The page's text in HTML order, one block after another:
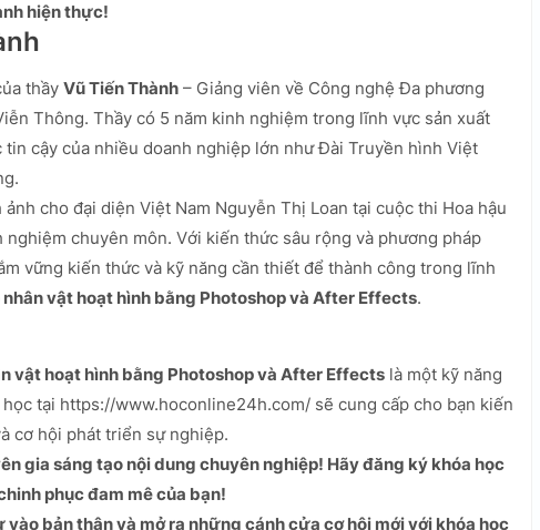
hiện thực!
thầy Vũ Tiến Thành – Giảng viên về Công nghệ Đa phương
Thông. Thầy có 5 năm kinh nghiệm trong lĩnh vực sản xuất
cậy của nhiều doanh nghiệp lớn như Đài Truyền hình Việt
cho đại diện Việt Nam Nguyễn Thị Loan tại cuộc thi Hoa hậu
chuyên môn. Với kiến thức sâu rộng và phương pháp
vững kiến thức và kỹ năng cần thiết để thành công trong lĩnh
vật hoạt hình bằng Photoshop và After Effects.
vật hoạt hình bằng Photoshop và After Effects là một kỹ năng
tại https://www.hoconline24h.com/ sẽ cung cấp cho bạn kiến
cơ hội phát triển sự nghiệp.
gia sáng tạo nội dung chuyên nghiệp! Hãy đăng ký khóa học
phục đam mê của bạn!
bản thân và mở ra những cánh cửa cơ hội mới với khóa học